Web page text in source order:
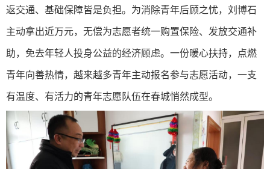
返交通、基础保障皆是负担。为消除青年后顾之忧，刘博石
主动拿出近万元，无偿为志愿者统一购置保险、发放交通补
助，免去年轻人投身公益的经济顾虑。一份暖心扶持，点燃
青年向善热情，越来越多青年主动报名参与志愿活动，一支
有温度、有活力的青年志愿队伍在春城悄然成型。